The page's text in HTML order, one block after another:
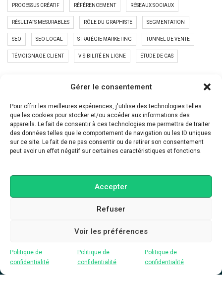
Gérer le consentement
Pour offrir les meilleures expériences, j'utilise des technologies telles
que les cookies pour stocker et/ou accéder aux informations des
appareils. Le fait de consentir à ces technologies me permettra de traiter
des données telles que le comportement de navigation ou les ID uniques
sur ce site. Le fait de ne pas consentir ou de retirer son consentement
peut avoir un effet négatif sur certaines caractéristiques et fonctions.
Accepter
Refuser
Voir les préférences
Politique de
confidentialité
Politique de
confidentialité
Politique de
confidentialité
PROCESSUS CRÉATIF RÉFÉRENCEMENT RÉSEAUX SOCIAUX
RÉSULTATS MESURABLES RÔLE DU GRAPHISTE SEGMENTATION
SEO SEO LOCAL STRATÉGIE MARKETING TUNNEL DE VENTE
TÉMOIGNAGE CLIENT VISIBILITÉ EN LIGNE ÉTUDE DE CAS
PUBLICATIONS RÉCENTES
Ton site web travaille encore comme en 2015
LinkedIn n’est plus un CV
Instagram ne récompense plus les belles images
Graphiste, motion designer et blogueur
Fait et réalisé par moi-même